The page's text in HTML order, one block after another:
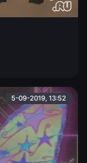
5-09-2019, 13:52